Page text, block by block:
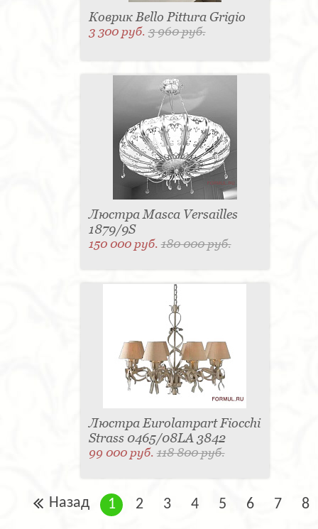
Коврик Bello Pittura Grigio
3 300 руб.3 960 руб.
Люстра Masca Versailles
1879/9S
150 000 руб.180 000 руб.
Люстра Eurolampart Fiocchi
Strass 0465/08LA 3842
99 000 руб.118 800 руб.
Назад 1 2 3 4 5 6 7 8